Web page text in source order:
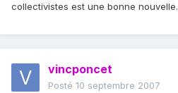
collectivistes est une bonne nouvelle.
vincponcet
Posté 10 septembre 2007